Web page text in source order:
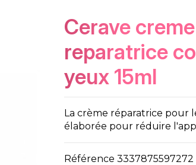
cerave creme
reparatrice
yeux 15ml
La crème réparatrice pour
élaborée pour réduire
Référence 3337875597272